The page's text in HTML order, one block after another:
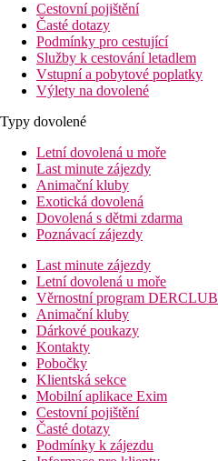
Cestovní pojištění
Časté dotazy
Podmínky pro cestující
Služby k cestování letadlem
Vstupní a pobytové poplatky
Výlety na dovolené
Typy dovolené
Letní dovolená u moře
Last minute zájezdy
Animační kluby
Exotická dovolená
Dovolená s dětmi zdarma
Poznávací zájezdy
Last minute zájezdy
Letní dovolená u moře
Věrnostní program DERCLUB
Animační kluby
Dárkové poukazy
Kontakty
Pobočky
Klientská sekce
Mobilní aplikace Exim
Cestovní pojištění
Časté dotazy
Podmínky k zájezdu